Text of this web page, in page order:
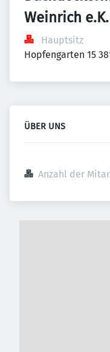
Weinrich e.K.
Hauptsitz
Hopfengarten 15
ÜBER UNS
Anzahl der